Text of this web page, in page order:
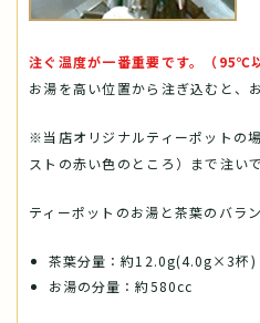
注ぐ温度が一番重要です。（95℃
お湯を高い位置から注ぎ込むと、
※当店オリジナルティーポットの
ストの赤い色のところ）まで注い
ティーポットのお湯と茶葉のバラ
茶葉分量：約12.0g(4.0g×3杯)
お湯の分量：約580cc